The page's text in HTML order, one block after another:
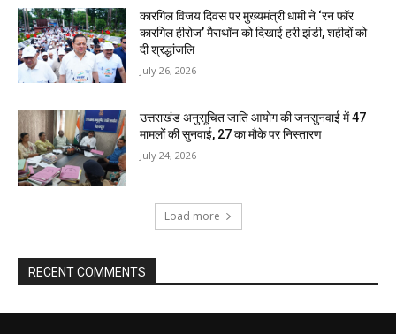
कारगिल विजय दिवस पर मुख्यमंत्री धामी ने ‘रन फॉर
कारगिल हीरोज’ मैराथॉन को दिखाई हरी झंडी, शहीदों को
दी श्रद्धांजलि
July 26, 2026
उत्तराखंड अनुसूचित जाति आयोग की जनसुनवाई में 47
मामलों की सुनवाई, 27 का मौके पर निस्तारण
July 24, 2026
Load more
RECENT COMMENTS